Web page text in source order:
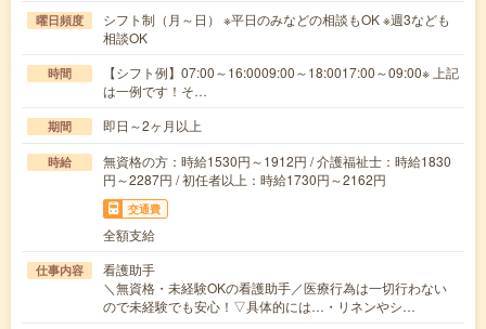
曜日頻度
シフト制（月～日） ※平日のみなどの相談もOK ※週3なども
相談OK
時間
【シフト例】07:00～16:0009:00～18:0017:00～09:00※ 上記
は一例です！そ…
期間 即日～2ヶ月以上
時給
無資格の方：時給1530円～1912円 / 介護福祉士：時給1830
円～2287円 / 初任者以上：時給1730円～2162円
交通費
全額支給
仕事内容
看護助手
＼無資格・未経験OKの看護助手／医療行為は一切行わない
ので未経験でも安心！▽具体的には…・リネンやシ…